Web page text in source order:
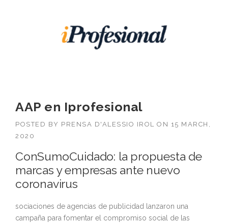
AAP en Iprofesional
POSTED BY PRENSA D'ALESSIO IROL ON 15 MARCH,
2020
ConSumoCuidado: la propuesta de
marcas y empresas ante nuevo
coronavirus
sociaciones de agencias de publicidad lanzaron una
campaña para fomentar el compromiso social de las